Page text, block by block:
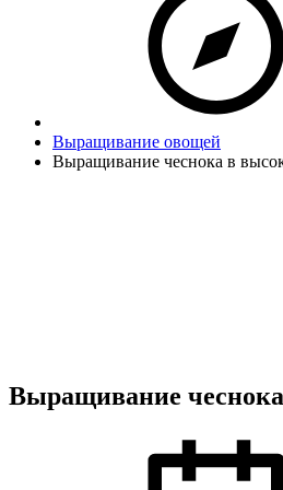
Выращивание овощей
Выращивание чеснока в
Выращивание